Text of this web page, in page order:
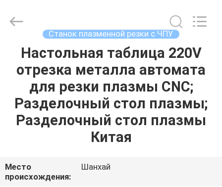
ДОМ
ПРОДУКТЫ
ВИДЕО
НАС
Technologies
Co.,Ltd..
Станок плазменной резки с ЧПУ
Настольная таблица 220V
отрезка металла автомата
для резки плазмы CNC;
Разделочный стол плазмы;
Разделочный стол плазмы
Китая
Место
происхождения:
Шанхай